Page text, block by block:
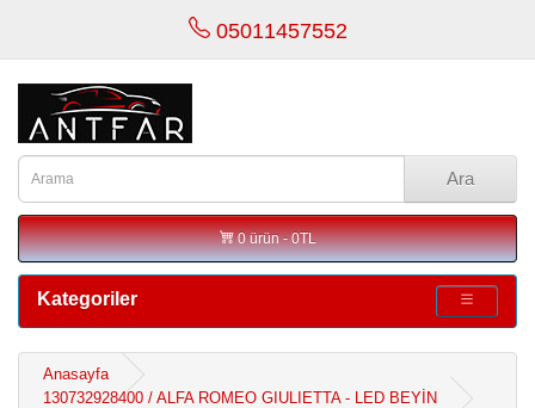
05011457552
Ara
0 ürün - 0TL
Kategoriler
Anasayfa
130732928400 / ALFA ROMEO GIULIETTA - LED BEYİN